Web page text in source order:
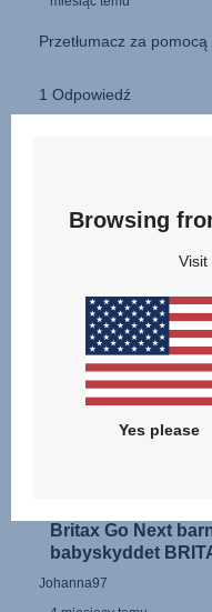
Browsing
Visit
Yes please